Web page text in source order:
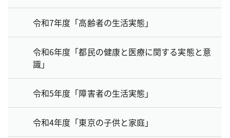
令和7年度「高齢者の生活実態」
令和6年度「都民の健康と医療に関する実態と意
識」
令和5年度「障害者の生活実態」
令和4年度「東京の子供と家庭」